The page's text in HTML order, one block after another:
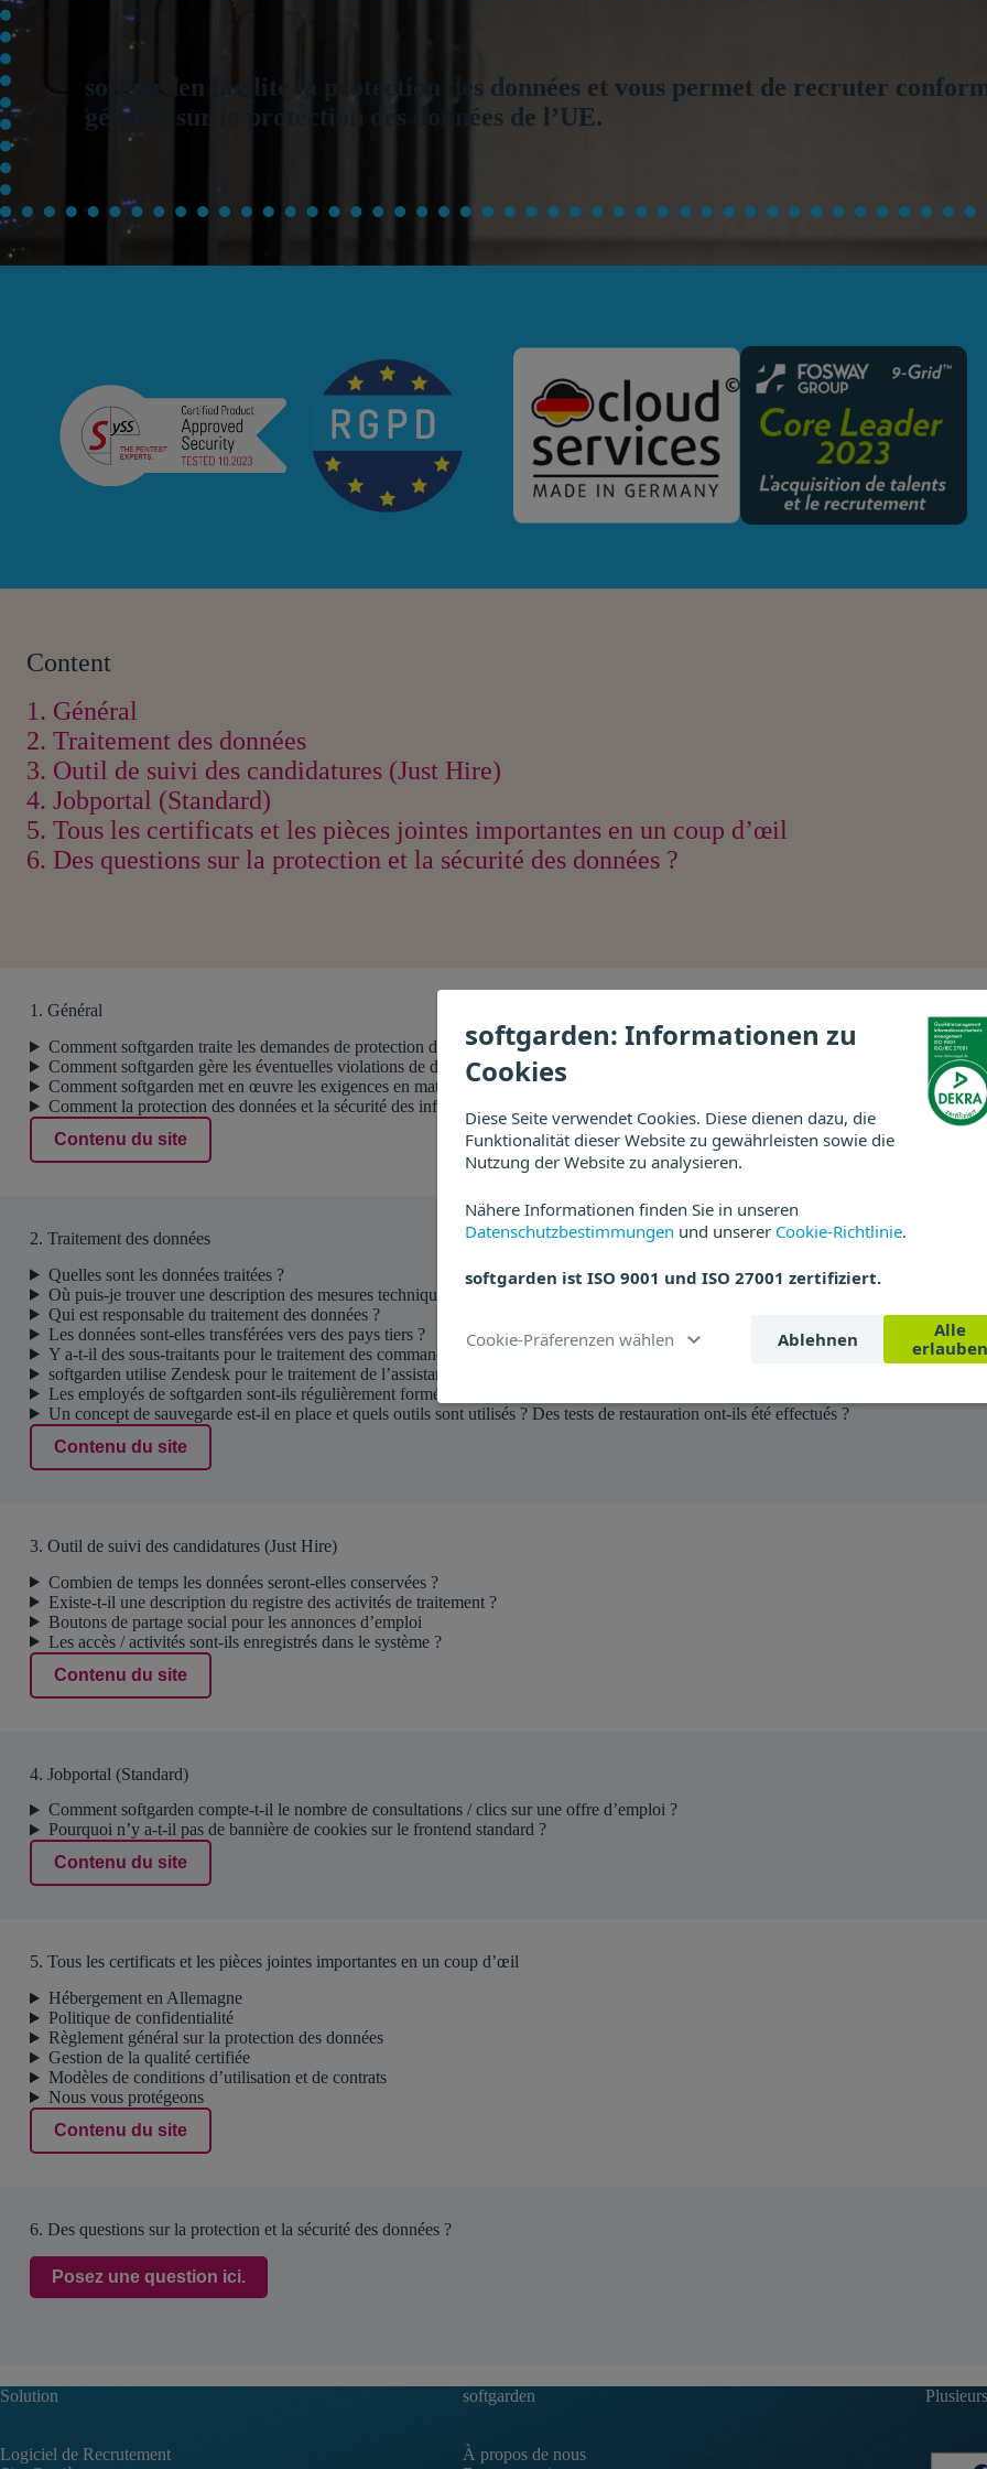
softgarden: Informationen zu
Cookies
Diese Seite verwendet Cookies. Diese dienen dazu, die
Funktionalität dieser Website zu gewährleisten sowie die
Nutzung der Website zu analysieren.
Nähere Informationen finden Sie in unseren
Datenschutzbestimmungen und unserer Cookie-Richtlinie.
softgarden ist ISO 9001 und ISO 27001 zertifiziert.
Ablehnen
Alle
erlauben
softgarden facilite la protection des données et vous permet de recruter
général sur la protection des données de l’UE.
Content
1. Général
2. Traitement des données
3. Outil de suivi des candidatures (Just Hire)
4. Jobportal (Standard)
5. Tous les certificats et les pièces jointes importantes en un coup d’œil
6. Des questions sur la protection et la sécurité des données ?
1. Général
Comment softgarden traite les demandes de protection des données des personnes concernées ?
Comment softgarden gère les éventuelles violations de données et les incidents de sécurité ?
Comment softgarden met en œuvre les exigences en matière d’information conformément aux articles 13 et 14 du RGPD ?
Comment la protection des données et la sécurité des informations sont-elles assurées dans le télétravail ou le travail mobile ?
Contenu du site
2. Traitement des données
Quelles sont les données traitées ?
Où puis-je trouver une description des mesures techniques et organisationnelles ?
Qui est responsable du traitement des données ?
Les données sont-elles transférées vers des pays tiers ?
Y a-t-il des sous-traitants pour le traitement des commandes par softgarden et si oui lesquels ?
softgarden utilise Zendesk pour le traitement de l’assistance. Pourquoi Zendesk n’est-il pas un sous-traitant ?
Les employés de softgarden sont-ils régulièrement formés à la protection des données et s’engagent-ils à respecter la confidentialité ?
Un concept de sauvegarde est-il en place et quels outils sont utilisés ? Des tests de restauration ont-ils été effectués ?
Contenu du site
3. Outil de suivi des candidatures (Just Hire)
Combien de temps les données seront-elles conservées ?
Existe-t-il une description du registre des activités de traitement ?
Boutons de partage social pour les annonces d’emploi
Les accès / activités sont-ils enregistrés dans le système ?
Contenu du site
4. Jobportal (Standard)
Comment softgarden compte-t-il le nombre de consultations / clics sur une offre d’emploi ?
Pourquoi n’y a-t-il pas de bannière de cookies sur le frontend standard ?
Contenu du site
5. Tous les certificats et les pièces jointes importantes en un coup d’œil
Hébergement en Allemagne
Politique de confidentialité
Règlement général sur la protection des données
Gestion de la qualité certifiée
Modèles de conditions d’utilisation et de contrats
Nous vous protégeons
Contenu du site
6. Des questions sur la protection et la sécurité des données ?
Posez une question ici.
Solution
Logiciel de Recrutement
softgarden
À propos de nous